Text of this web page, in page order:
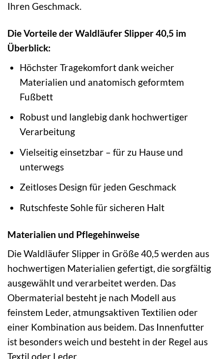
Ihren Geschmack.
Die Vorteile der Waldläufer Slipper 40,5 im
Überblick:
Höchster Tragekomfort dank weicher
Materialien und anatomisch geformtem
Fußbett
Robust und langlebig dank hochwertiger
Verarbeitung
Vielseitig einsetzbar – für zu Hause und
unterwegs
Zeitloses Design für jeden Geschmack
Rutschfeste Sohle für sicheren Halt
Materialien und Pflegehinweise
Die Waldläufer Slipper in Größe 40,5 werden aus
hochwertigen Materialien gefertigt, die sorgfältig
ausgewählt und verarbeitet werden. Das
Obermaterial besteht je nach Modell aus
feinstem Leder, atmungsaktiven Textilien oder
einer Kombination aus beidem. Das Innenfutter
ist besonders weich und besteht in der Regel aus
Textil oder Leder.